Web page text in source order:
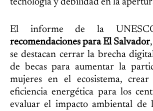
El informe de la
recomendaciones para El Salvador
se destacan cerrar la brecha
de becas para aumentar la
mujeres en el ecosistema, crear
eficiencia energética para los
evaluar el impacto ambiental de